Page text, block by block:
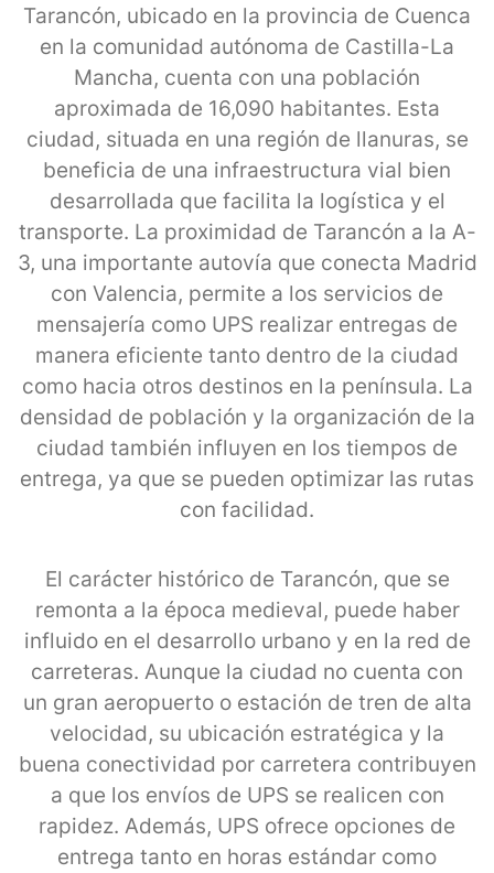
Tarancón, ubicado en la provincia de Cuenca
en la comunidad autónoma de Castilla-La
Mancha, cuenta con una población
aproximada de 16,090 habitantes. Esta
ciudad, situada en una región de llanuras, se
beneficia de una infraestructura vial bien
desarrollada que facilita la logística y el
transporte. La proximidad de Tarancón a la A-
3, una importante autovía que conecta Madrid
con Valencia, permite a los servicios de
mensajería como UPS realizar entregas de
manera eficiente tanto dentro de la ciudad
como hacia otros destinos en la península. La
densidad de población y la organización de la
ciudad también influyen en los tiempos de
entrega, ya que se pueden optimizar las rutas
con facilidad.
El carácter histórico de Tarancón, que se
remonta a la época medieval, puede haber
influido en el desarrollo urbano y en la red de
carreteras. Aunque la ciudad no cuenta con
un gran aeropuerto o estación de tren de alta
velocidad, su ubicación estratégica y la
buena conectividad por carretera contribuyen
a que los envíos de UPS se realicen con
rapidez. Además, UPS ofrece opciones de
entrega tanto en horas estándar como